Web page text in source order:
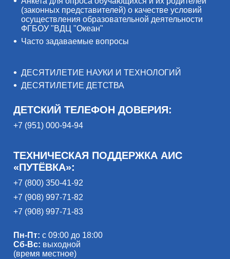
(законных представителей) о качестве условий
осуществления образовательной деятельности
ФГБОУ "ВДЦ "Океан"
Часто задаваемые вопросы
ДЕСЯТИЛЕТИЕ НАУКИ И ТЕХНОЛОГИЙ
ДЕСЯТИЛЕТИЕ ДЕТСТВА
ДЕТСКИЙ ТЕЛЕФОН ДОВЕРИЯ:
+7 (951) 000-94-94
ТЕХНИЧЕСКАЯ ПОДДЕРЖКА АИС
«ПУТЁВКА»:
+7 (800) 350-41-92
+7 (908) 997-71-82
+7 (908) 997-71-83
Пн-Пт: с 09:00 до 18:00
Сб-Вс: выходной
(время местное)